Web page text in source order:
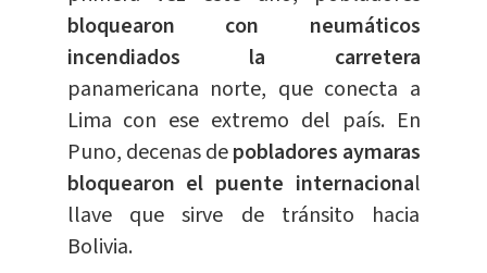
bloquearon con neumáticos
incendiados la carretera
panamericana norte, que conecta a
Lima con ese extremo del país. En
Puno, decenas depobladores aymaras
bloquearon el puente internacional
llave que sirve de tránsito hacia
Bolivia.